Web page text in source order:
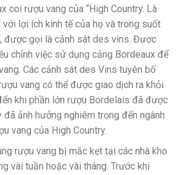
coi rượu vang của “High Country. Là
lợi ích kinh tế của họ và trong suốt
được gọi là cảnh sát des vins. Được
chỉnh việc sử dụng cảng Bordeaux để
Các cảnh sát des Vins tuyên bố
vang có thể được giao dịch ra khỏi
khi phần lớn rượu Bordelais đã được
đã ảnh hưởng nghiêm trọng đến ngành
vang của High Country.
rượu vang bị mắc kẹt tại các nhà kho
vài tuần hoặc vài tháng. Trước khi